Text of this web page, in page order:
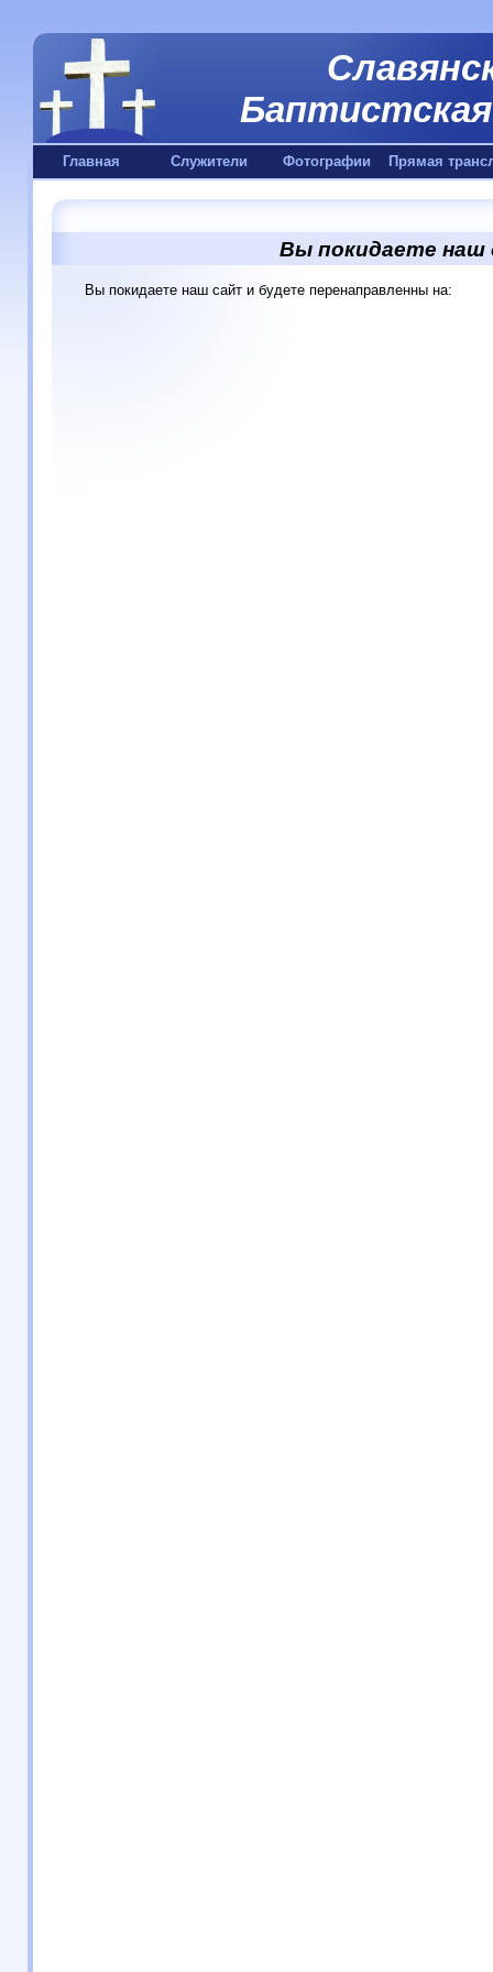
Главная Служители Фотографии Прямая
Вы покидаете наш
Вы покидаете наш сайт и будете перенаправленны на: